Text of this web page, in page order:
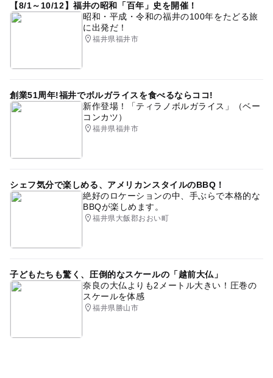
【8/1～10/12】福井の昭和「百年」史を開催！
昭和・平成・令和の福井の100年をたどる旅
に出発だ！
福井県福井市
創業51周年!福井でボルガライスを食べるならココ!
新作登場！「ティラノボルガライス」（ベー
コンカツ）
福井県福井市
シェフ気分で楽しめる、アメリカンスタイルのBBQ！
絶好のロケーションの中、手ぶらで本格的な
BBQが楽しめます。
福井県大飯郡おおい町
子どもたちも驚く、圧倒的なスケールの「越前大仏」
奈良の大仏よりも2メートル大きい！圧巻の
スケールを体感
福井県勝山市